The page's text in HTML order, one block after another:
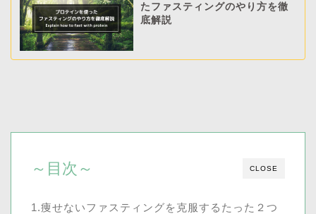
たファスティングのやり方を徹
底解説
CLOSE
～目次～
1.痩せないファスティングを克服するたった２つ